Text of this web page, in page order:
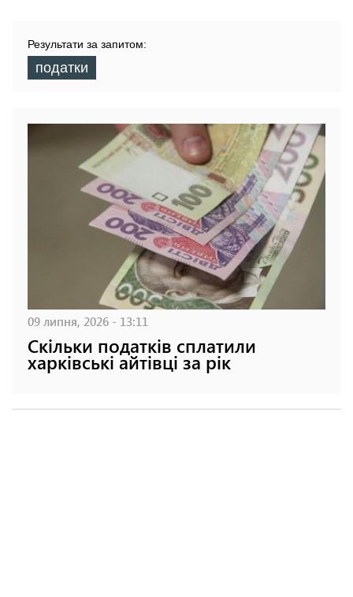
Результати за запитом:
податки
09 липня, 2026 - 13:11
Скільки податків сплатили
харківські айтівці за рік